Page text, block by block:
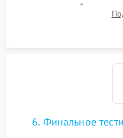
проверкой
термостойкого
6. Финальное